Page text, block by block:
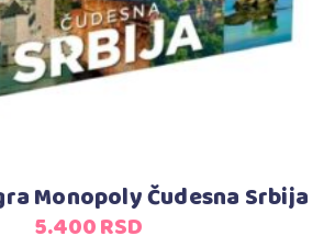
Monopoly Čudesna Srbija
5.400RSD